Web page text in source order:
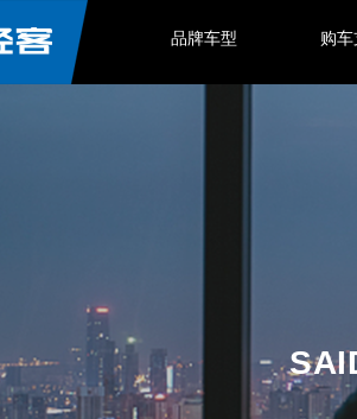
品牌车型 购